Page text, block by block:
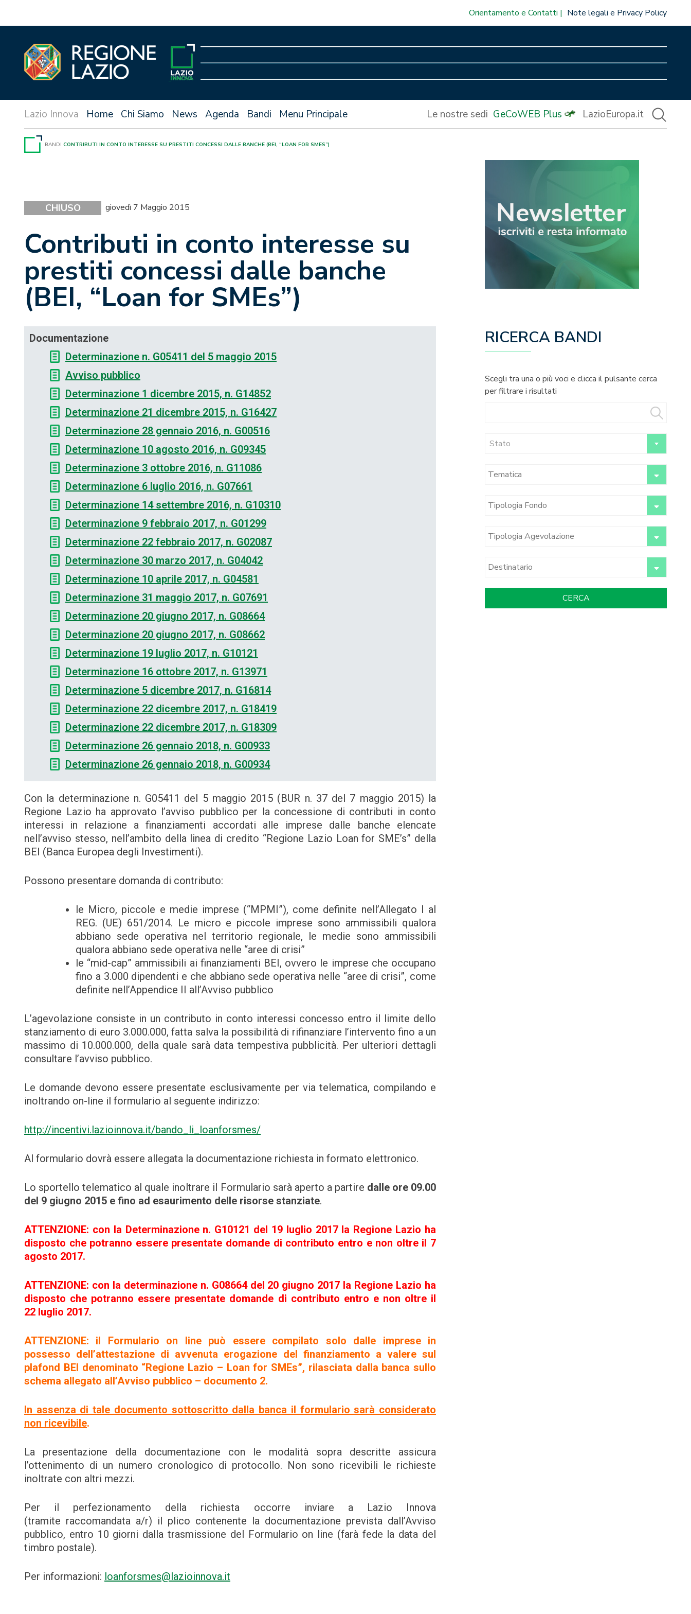
Orientamento e Contatti Note legali e Privacy Policy
Home Chi Siamo News Agenda Bandi Menu Principale Le nostre sedi GeCoWEB Plus LazioEuropa.it
BANDI CONTRIBUTI IN CONTO INTERESSE SU PRESTITI CONCESSI DALLE BANCHE (BEI, “LOAN FOR SMES”)
CHIUSO giovedì 7 Maggio 2015
Contributi in conto interesse su
prestiti concessi dalle banche
(BEI, “Loan for SMEs”)
Documentazione
Determinazione n. G05411 del 5 maggio 2015
Avviso pubblico
Determinazione 1 dicembre 2015, n. G14852
Determinazione 21 dicembre 2015, n. G16427
Determinazione 28 gennaio 2016, n. G00516
Determinazione 10 agosto 2016, n. G09345
Determinazione 3 ottobre 2016, n. G11086
Determinazione 6 luglio 2016, n. G07661
Determinazione 14 settembre 2016, n. G10310
Determinazione 9 febbraio 2017, n. G01299
Determinazione 22 febbraio 2017, n. G02087
Determinazione 30 marzo 2017, n. G04042
Determinazione 10 aprile 2017, n. G04581
Determinazione 31 maggio 2017, n. G07691
Determinazione 20 giugno 2017, n. G08664
Determinazione 20 giugno 2017, n. G08662
Determinazione 19 luglio 2017, n. G10121
Determinazione 16 ottobre 2017, n. G13971
Determinazione 5 dicembre 2017, n. G16814
Determinazione 22 dicembre 2017, n. G18419
Determinazione 22 dicembre 2017, n. G18309
Determinazione 26 gennaio 2018, n. G00933
Determinazione 26 gennaio 2018, n. G00934
Con la determinazione n. G05411 del 5 maggio 2015 (BUR n. 37 del 7 maggio 2015) la
Regione Lazio ha approvato l’avviso pubblico per la concessione di contributi in conto
interessi in relazione a finanziamenti accordati alle imprese dalle banche elencate
nell’avviso stesso, nell’ambito della linea di credito “Regione Lazio Loan for SME’s” della
BEI (Banca Europea degli Investimenti).
Possono presentare domanda di contributo:
le Micro, piccole e medie imprese (“MPMI”), come definite nell’Allegato I al
REG. (UE) 651/2014. Le micro e piccole imprese sono ammissibili qualora
abbiano sede operativa nel territorio regionale, le medie sono ammissibili
qualora abbiano sede operativa nelle “aree di crisi”
le “mid-cap” ammissibili ai finanziamenti BEI, ovvero le imprese che occupano
fino a 3.000 dipendenti e che abbiano sede operativa nelle “aree di crisi”, come
definite nell’Appendice II all’Avviso pubblico
L’agevolazione consiste in un contributo in conto interessi concesso entro il limite dello
stanziamento di euro 3.000.000, fatta salva la possibilità di rifinanziare l’intervento fino a un
massimo di 10.000.000, della quale sarà data tempestiva pubblicità. Per ulteriori dettagli
consultare l’avviso pubblico.
Le domande devono essere presentate esclusivamente per via telematica, compilando e
inoltrando on-line il formulario al seguente indirizzo:
http://incentivi.lazioinnova.it/bando_li_loanforsmes/
Al formulario dovrà essere allegata la documentazione richiesta in formato elettronico.
Lo sportello telematico al quale inoltrare il Formulario sarà aperto a partire dalle ore 09.00
del 9 giugno 2015 e fino ad esaurimento delle risorse stanziate.
ATTENZIONE: con la Determinazione n. G10121 del 19 luglio 2017 la Regione Lazio ha
disposto che potranno essere presentate domande di contributo entro e non oltre il 7
agosto 2017.
ATTENZIONE: con la determinazione n. G08664 del 20 giugno 2017 la Regione Lazio ha
disposto che potranno essere presentate domande di contributo entro e non oltre il
22 luglio 2017.
ATTENZIONE: il Formulario on line può essere compilato solo dalle imprese in
possesso dell’attestazione di avvenuta erogazione del finanziamento a valere sul
plafond BEI denominato “Regione Lazio – Loan for SMEs”, rilasciata dalla banca sullo
schema allegato all’Avviso pubblico – documento 2.
In assenza di tale documento sottoscritto dalla banca il formulario sarà considerato
non ricevibile.
La presentazione della documentazione con le modalità sopra descritte assicura
l’ottenimento di un numero cronologico di protocollo. Non sono ricevibili le richieste
inoltrate con altri mezzi.
Per il perfezionamento della richiesta occorre inviare a Lazio Innova
(tramite raccomandata a/r) il plico contenente la documentazione prevista dall’Avviso
pubblico, entro 10 giorni dalla trasmissione del Formulario on line (farà fede la data del
timbro postale).
Per informazioni: loanforsmes@lazioinnova.it
RICERCA BANDI
Scegli tra una o più voci e clicca il pulsante cerca
per filtrare i risultati
Stato